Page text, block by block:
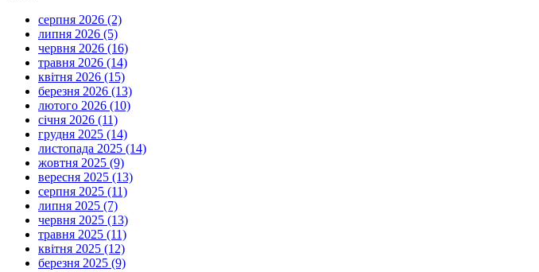
серпня 2026 (2)
липня 2026 (5)
червня 2026 (16)
травня 2026 (14)
квітня 2026 (15)
березня 2026 (13)
лютого 2026 (10)
січня 2026 (11)
грудня 2025 (14)
листопада 2025 (14)
жовтня 2025 (9)
вересня 2025 (13)
серпня 2025 (11)
липня 2025 (7)
червня 2025 (13)
травня 2025 (11)
квітня 2025 (12)
березня 2025 (9)